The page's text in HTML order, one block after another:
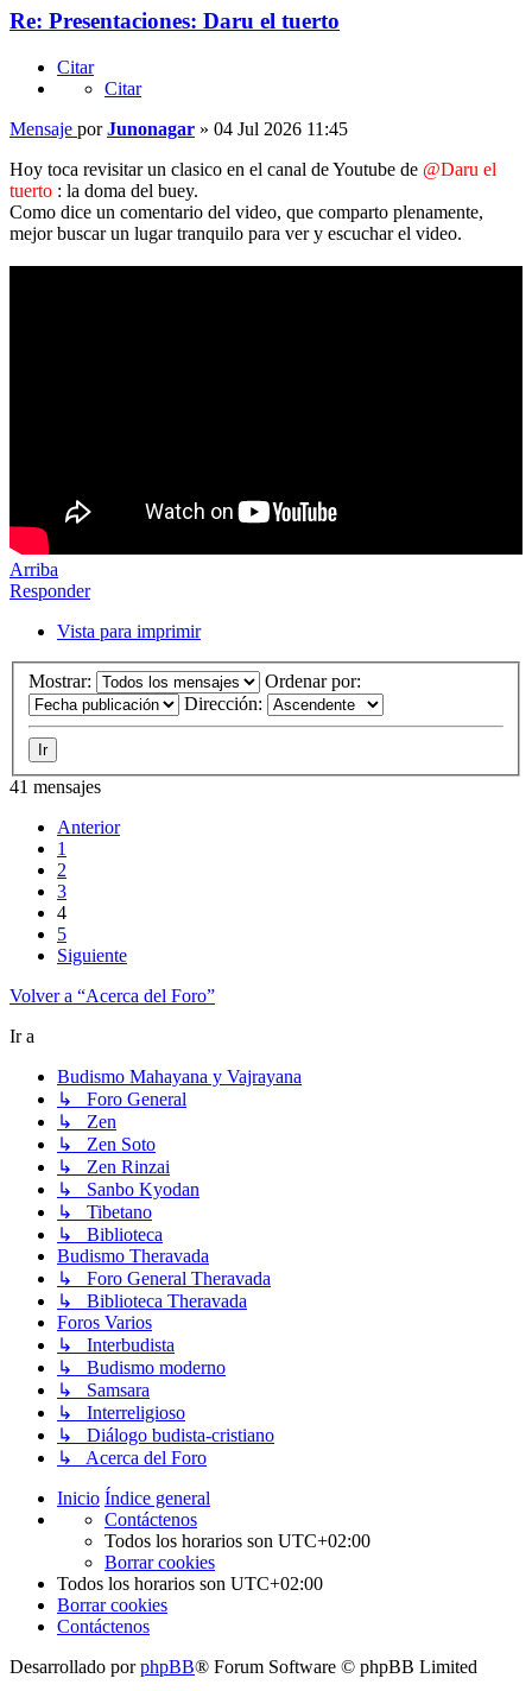
Re: Presentaciones: Daru el tuerto
Citar
Citar
Mensaje porJunonagar » 04 Jul 2026 11:45
Hoy toca revisitar un clasico en el canal de Youtube de @Daru el
tuerto : la doma del buey.
Como dice un comentario del video, que comparto plenamente,
mejor buscar un lugar tranquilo para ver y escuchar el video.
Arriba
Responder
Vista para imprimir
Mostrar:
Ordenar por:
Dirección:
41 mensajes
Anterior
1
2
3
4
5
Siguiente
Volver a “Acerca del Foro”
Ir a
Budismo Mahayana y Vajrayana
↳ Foro General
↳ Zen
↳ Zen Soto
↳ Zen Rinzai
↳ Sanbo Kyodan
↳ Tibetano
↳ Biblioteca
Budismo Theravada
↳ Foro General Theravada
↳ Biblioteca Theravada
Foros Varios
↳ Interbudista
↳ Budismo moderno
↳ Samsara
↳ Interreligioso
↳ Diálogo budista-cristiano
↳ Acerca del Foro
Inicio Índice general
Contáctenos
Todos los horarios son UTC+02:00
Borrar cookies
Todos los horarios son UTC+02:00
Borrar cookies
Contáctenos
Desarrollado porphpBB® Forum Software © phpBB Limited